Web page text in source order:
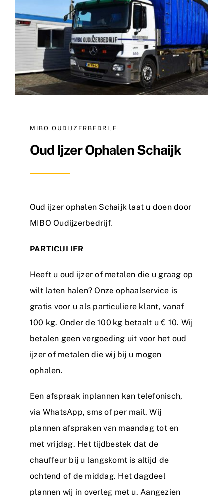
Metaalsoorten
FAQ
Nieuws
Contact
MIBO OUDIJZERBEDRIJF
Oud Ijzer Ophalen Schaijk
Oud ijzer ophalen Schaijk laat u doen door
MIBO Oudijzerbedrijf.
PARTICULIER
Heeft u oud ijzer of metalen die u graag op
wilt laten halen? Onze ophaalservice is
gratis voor u als particuliere klant, vanaf
100 kg. Onder de 100 kg betaalt u € 10. Wij
betalen geen vergoeding uit voor het oud
ijzer of metalen die wij bij u mogen
ophalen.
Een afspraak inplannen kan telefonisch,
via WhatsApp, sms of per mail. Wij
plannen afspraken van maandag tot en
met vrijdag. Het tijdbestek dat de
chauffeur bij u langskomt is altijd de
ochtend of de middag. Het dagdeel
plannen wij in overleg met u. Aangezien